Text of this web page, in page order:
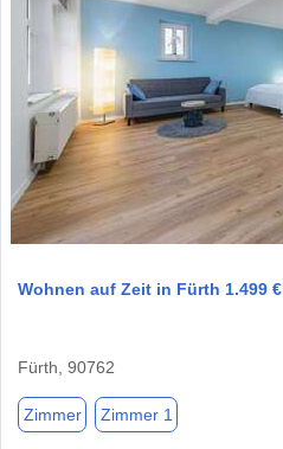
Wohnen auf Zeit in Fürth 1.499 €
Fürth, 90762
Zimmer Zimmer 1